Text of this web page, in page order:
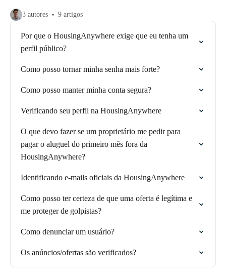
3 autores 9 artigos
Por que o HousingAnywhere exige que eu tenha um
perfil público?
Como posso tornar minha senha mais forte?
Como posso manter minha conta segura?
Verificando seu perfil na HousingAnywhere
O que devo fazer se um proprietário me pedir para
pagar o aluguel do primeiro mês fora da
HousingAnywhere?
Identificando e-mails oficiais da HousingAnywhere
Como posso ter certeza de que uma oferta é legítima e
me proteger de golpistas?
Como denunciar um usuário?
Os anúncios/ofertas são verificados?